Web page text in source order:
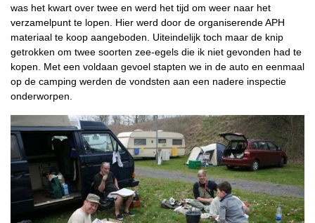
was het kwart over twee en werd het tijd om weer naar het
verzamelpunt te lopen. Hier werd door de organiserende APH
materiaal te koop aangeboden. Uiteindelijk toch maar de knip
getrokken om twee soorten zee-egels die ik niet gevonden had te
kopen. Met een voldaan gevoel stapten we in de auto en eenmaal
op de camping werden de vondsten aan een nadere inspectie
onderworpen.